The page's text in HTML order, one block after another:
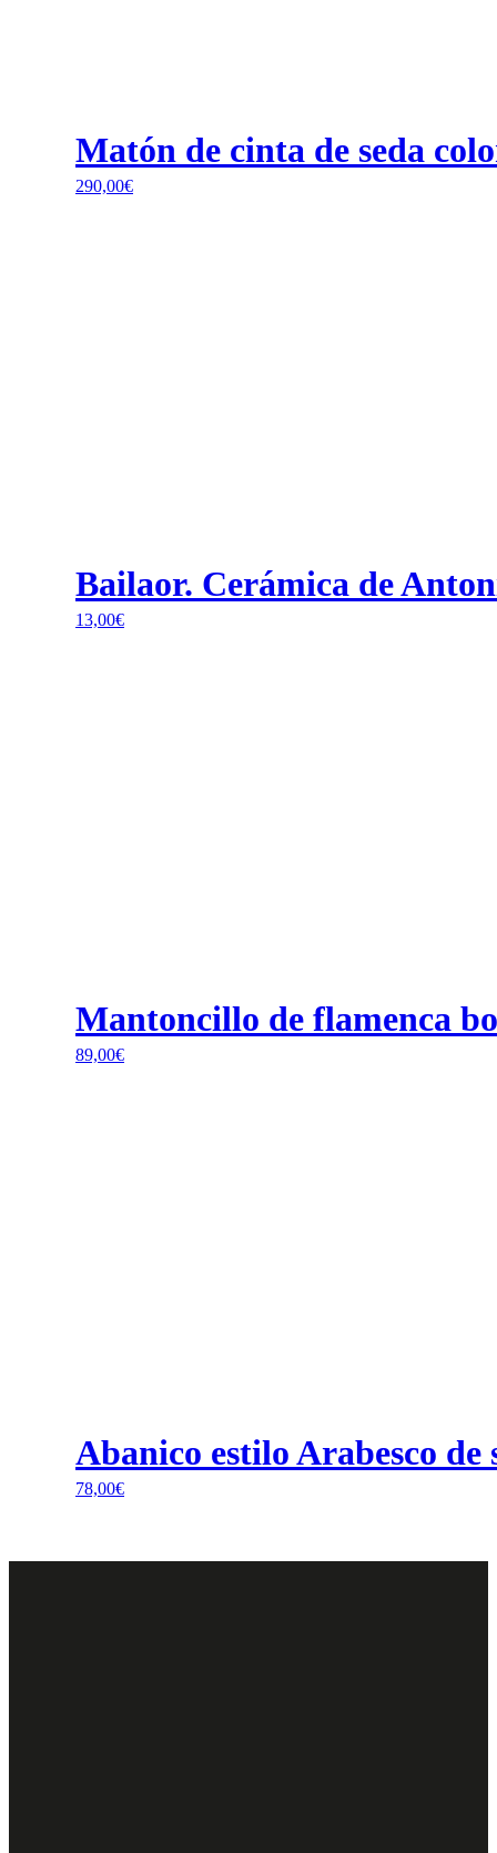
Matón de cinta de seda
290,00€
Bailaor. Cerámica de
13,00€
Mantoncillo de flamenca
89,00€
Abanico estilo Arabesco
78,00€